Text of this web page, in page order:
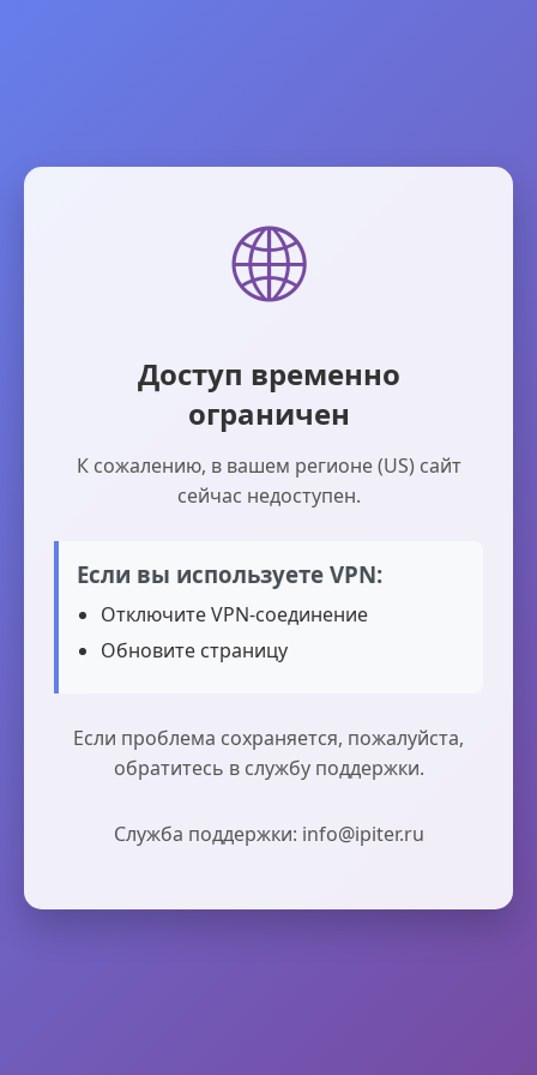
🌐
Доступ временно
ограничен
К сожалению, в вашем регионе (US) сайт
сейчас недоступен.
Если вы используете VPN:
Отключите VPN-соединение
Обновите страницу
Если проблема сохраняется, пожалуйста,
обратитесь в службу поддержки.
Служба поддержки: info@ipiter.ru